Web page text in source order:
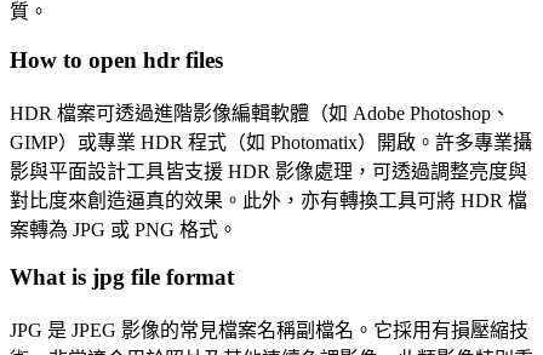
質。
How to open hdr files
HDR 檔案可透過進階影像編輯軟體（如 Adobe Photoshop、
GIMP）或專業 HDR 程式（如 Photomatix）開啟。許多專業攝
影與平面設計工具皆支援 HDR 影像處理，可透過調整亮度與
對比度來創造逼真的效果。此外，亦有轉換工具可將 HDR 檔
案轉為 JPG 或 PNG 格式。
What is jpg file format
JPG 是 JPEG 影像的常見檔案名稱副檔名。它採用有損壓縮技